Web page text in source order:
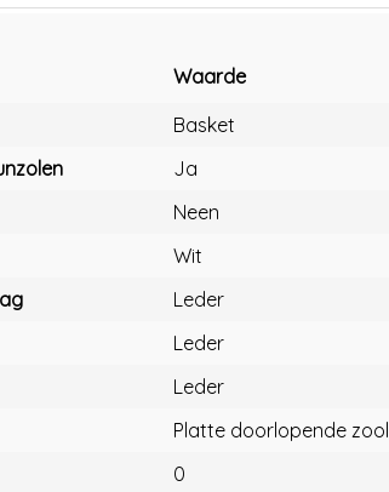
Waarde
Basket
Ja
Neen
Wit
Leder
Leder
Leder
Platte doorlopende zool
0